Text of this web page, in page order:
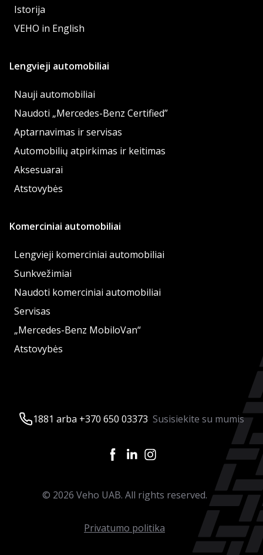
Istorija
VEHO in English
Lengvieji automobiliai
Nauji automobiliai
Naudoti „Mercedes-Benz Certified”
Aptarnavimas ir servisas
Automobilių atpirkimas ir keitimas
Aksesuarai
Atstovybės
Komerciniai automobiliai
Lengvieji komerciniai automobiliai
Sunkvežimiai
Naudoti komerciniai automobiliai
Servisas
„Mercedes-Benz MobiloVan“
Atstovybės
1881 arba +370 650 03373 Susisiekite su mumis
© 2026 Veho UAB. All rights reserved.
Privatumo politika